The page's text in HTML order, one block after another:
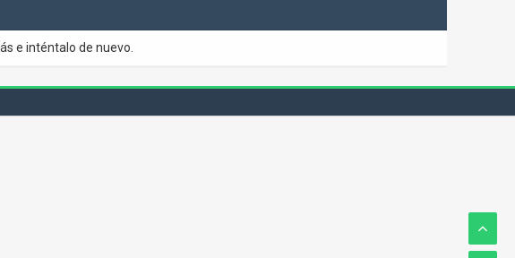
e inténtalo de nuevo.